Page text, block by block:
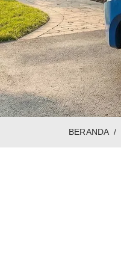
BERANDA